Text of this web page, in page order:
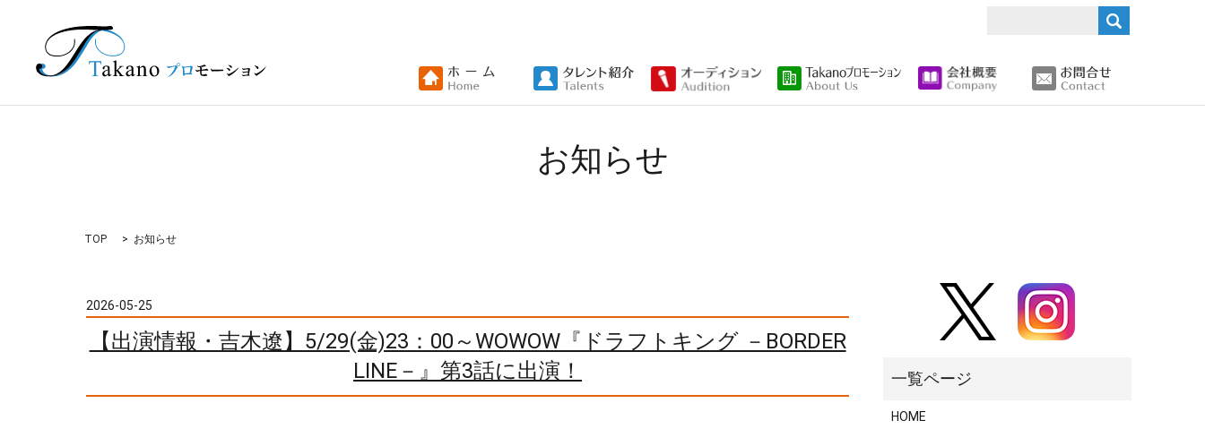
お知らせ
TOP お知らせ
2026-05-25
【出演情報・吉木遼】5/29(金)23：00～WOWOW『ドラフトキング －BORDER
LINE－』第3話に出演！
HOME